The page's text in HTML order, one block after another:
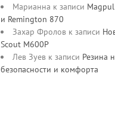
Марианна к записи
и Remington 870
Захар Фролов к записи
Scout M600P
Лев Зуев к записи Резина
безопасности и комфорта